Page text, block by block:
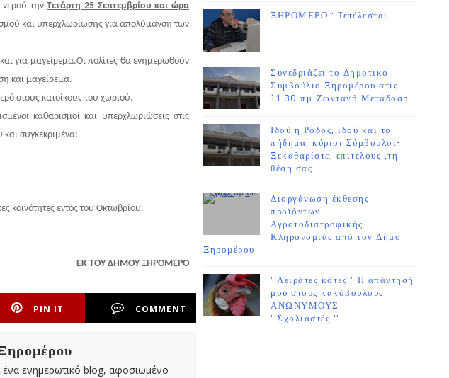
νερού τηνΤετάρτη 25 Σεπτεμβρίου και ώρα
και υπερχλωρίωσης για απολύμανση των
για μαγείρεμα.Οι πολίτες θα ενημερωθούν
και μαγείρεμα.
στους κατοίκους του χωριού.
καθαρισμοί και υπερχλωριώσεις στις
συγκεκριμένα:
κοινότητες εντός του Οκτωβρίου.
ΕΚ ΤΟΥ ΔΗΜΟΥ ΞΗΡΟΜΕΡΟ
PIN IT COMMENT
ενημερωτικό blog, αφοσιωμένο
ΞΗΡΟΜΕΡΟ : Τετέλεσται......
Συνεδριάζει το Δημοτικό
Συμβούλιο Ξηρομέρου στις
11.30 πμ-Ζωντανή Μετάδοση
Ιδού η Ρόδος, ιδού και το
πήδημα, κύριοι Σύμβουλοι-
Ξεκαθαρίστε, επιτέλους ,τη
θέση σας
Διοργάνωση έκθεσης
προϊόντων
Αγροτοδιατροφικής
Κληρονομιάς από τον Δήμο
Ξηρομέρου
''Λειράτες κότες''-Η απάντησή
μου στους κακόβουλους
ΑΝΩΝΥΜΟΥΣ
''Σχολιαστές.''....